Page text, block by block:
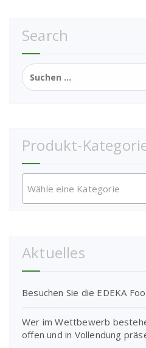
Search
Suchen
nach:
Produkt-
Wähle eine Kategorie
Aktuelles
Besuchen Sie die EDEKA
Wer im Wettbewerb
offen und in Vollendung